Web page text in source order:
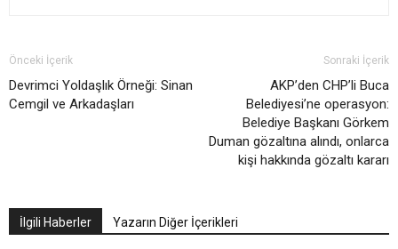
Önceki İçerik
Devrimci Yoldaşlık Örneği: Sinan
Cemgil ve Arkadaşları
Sonraki İçerik
AKP’den CHP’li Buca
Belediyesi’ne operasyon:
Belediye Başkanı Görkem
Duman gözaltına alındı, onlarca
kişi hakkında gözaltı kararı
İlgili Haberler Yazarın Diğer İçerikleri